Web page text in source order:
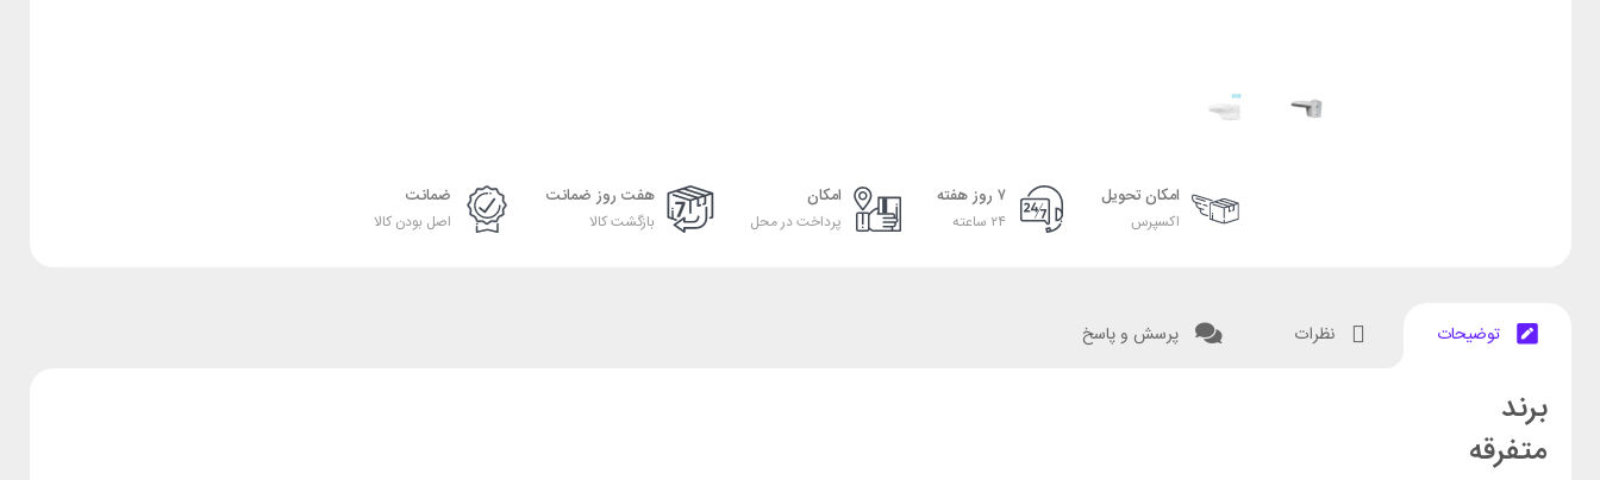
امکان تحویل
اکسپرس
۷ روز هفته
۲۴ ساعته
امکان
پرداخت در محل
هفت روز ضمانت
بازگشت کالا
ضمانت
اصل بودن کالا
توضیحات نظرات پرسش و پاسخ
برند
متفرقه